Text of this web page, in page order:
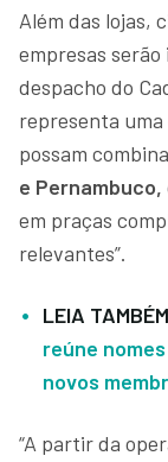
Além das lojas,
empresas
despacho do
representa
possam
e Pernambuco,
em praças
relevantes”.
LEIA
reúne
novos
“A partir da